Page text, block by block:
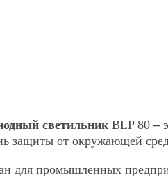
светильникBLP 80 –
защиты от окружающей
для промышленных